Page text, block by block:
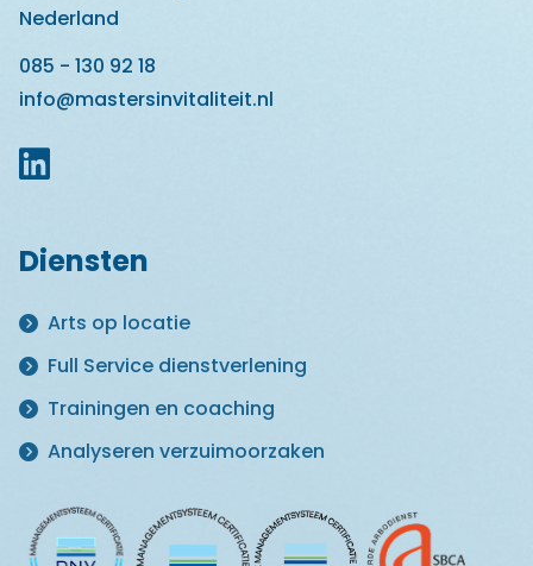
Nederland
085 - 130 92 18
info@mastersinvitaliteit.nl
Diensten
Arts op locatie
Full Service dienstverlening
Trainingen en coaching
Analyseren verzuimoorzaken